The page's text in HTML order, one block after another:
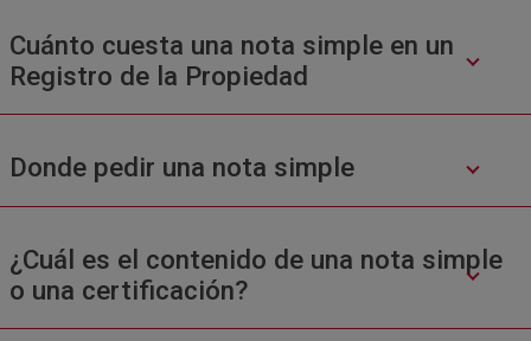
Cuánto cuesta una nota simple en un
Registro de la Propiedad
Donde pedir una nota simple
¿Cuál es el contenido de una nota simple
o una certificación?